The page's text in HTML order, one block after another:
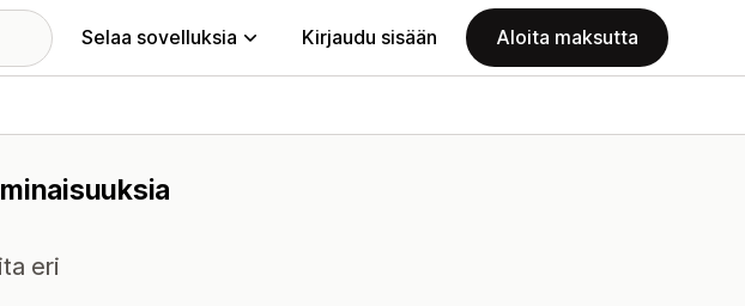
Selaa sovelluksia Kirjaudu sisään Aloita maksutta
eri